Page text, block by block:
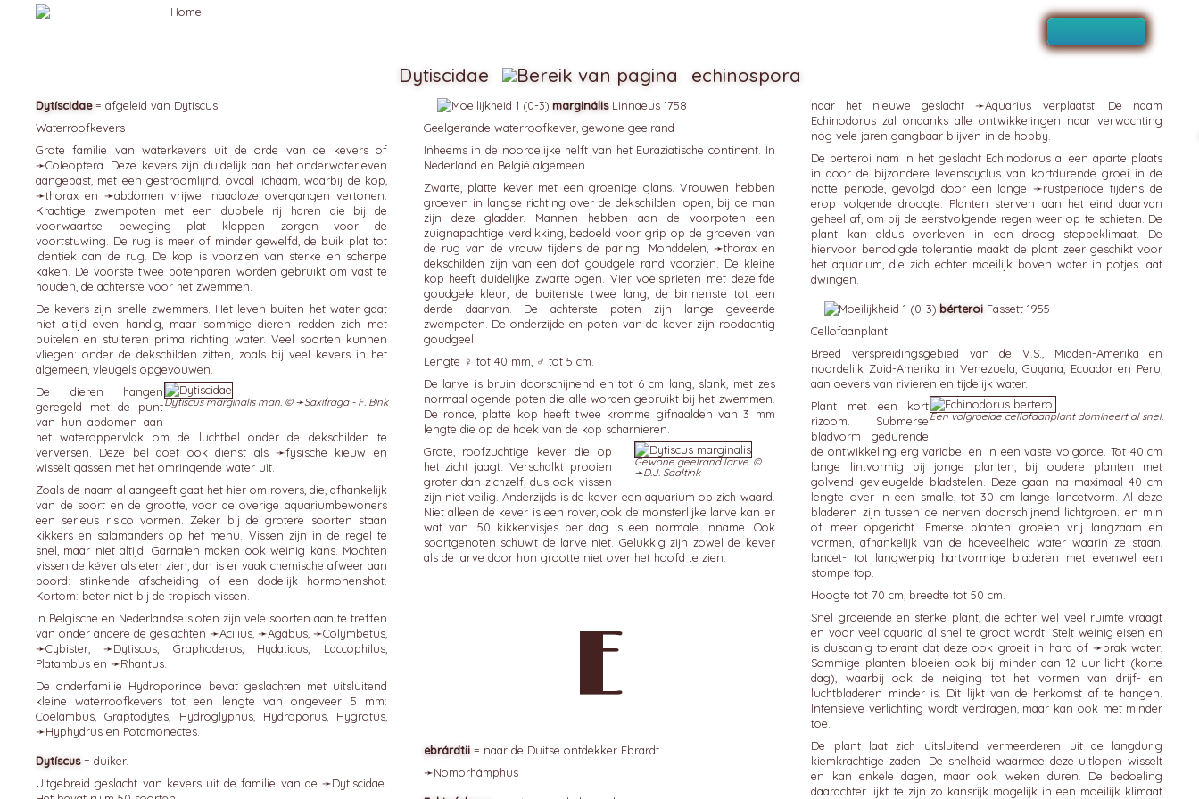
Dytiscidae echinospora
Dytíscidae = afgeleid van Dytiscus.
Waterroofkevers
Grote familie van waterkevers uit de orde van de kevers of
➛Coleoptera . Deze kevers zijn duidelijk aan het onderwaterleven
aangepast, met een gestroomlijnd, ovaal lichaam, waarbij de kop,
➛thorax en ➛abdomen vrijwel naadloze overgangen vertonen.
Krachtige zwempoten met een dubbele rij haren die bij de
voorwaartse beweging plat klappen zorgen voor de
voortstuwing. De rug is meer of minder gewelfd, de buik plat tot
identiek aan de rug. De kop is voorzien van sterke en scherpe
kaken. De voorste twee potenparen worden gebruikt om vast te
houden, de achterste voor het zwemmen.
De kevers zijn snelle zwemmers. Het leven buiten het water gaat
niet altijd even handig, maar sommige dieren redden zich met
buitelen en stuiteren prima richting water. Veel soorten kunnen
vliegen: onder de dekschilden zitten, zoals bij veel kevers in het
algemeen, vleugels opgevouwen.
Dytiscus marginalis man. © ➛Saxifraga - F. Bink
De dieren hangen
geregeld met de punt
van hun abdomen aan
het wateroppervlak om de luchtbel onder de dekschilden te
verversen. Deze bel doet ook dienst als ➛fysische kieuw en
wisselt gassen met het omringende water uit.
Zoals de naam al aangeeft gaat het hier om rovers, die, afhankelijk
van de soort en de grootte, voor de overige aquariumbewoners
een serieus risico vormen. Zeker bij de grotere soorten staan
kikkers en salamanders op het menu. Vissen zijn in de regel te
snel, maar niet altijd! Garnalen maken ook weinig kans. Mochten
vissen de kéver als eten zien, dan is er vaak chemische afweer aan
boord: stinkende afscheiding of een dodelijk hormonenshot.
Kortom: beter niet bij de tropisch vissen.
In Belgische en Nederlandse sloten zijn vele soorten aan te treffen
van onder andere de geslachten ➛Acilius , ➛Agabus , ➛Colymbetus
➛Cybister , ➛Dytiscus , Graphoderus, Hydaticus, Laccophilus,
Platambus en ➛Rhantus
De onderfamilie Hydroporinae bevat geslachten met uitsluitend
kleine waterroofkevers tot een lengte van ongeveer 5 mm:
Coelambus, Graptodytes, Hydroglyphus, Hydroporus, Hygrotus,
➛Hyphydrus en Potamonectes.
Dytíscus = duiker.
Uitgebreid geslacht van kevers uit de familie van de ➛Dytiscidae
marginálisLinnaeus 1758
Geelgerande waterroofkever, gewone geelrand
Inheems in de noordelijke helft van het Euraziatische continent. In
Nederland en België algemeen.
Zwarte, platte kever met een groenige glans. Vrouwen hebben
groeven in langse richting over de dekschilden lopen, bij de man
zijn deze gladder. Mannen hebben aan de voorpoten een
zuignapachtige verdikking, bedoeld voor grip op de groeven van
de rug van de vrouw tijdens de paring. Monddelen, ➛thoraxen
dekschilden zijn van een dof goudgele rand voorzien. De kleine
kop heeft duidelijke zwarte ogen. Vier voelsprieten met dezelfde
goudgele kleur, de buitenste twee lang, de binnenste tot een
derde daarvan. De achterste poten zijn lange geveerde
zwempoten. De onderzijde en poten van de kever zijn roodachtig
goudgeel.
Lengte ♀ tot 40 mm, ♂ tot 5 cm.
De larve is bruin doorschijnend en tot 6 cm lang, slank, met zes
normaal ogende poten die alle worden gebruikt bij het zwemmen.
De ronde, platte kop heeft twee kromme gifnaalden van 3 mm
lengte die op de hoek van de kop scharnieren.
Gewone geelrand larve. ©
➛D.J. Saaltink
Grote, roofzuchtige kever die op
het zicht jaagt. Verschalkt prooien
groter dan zichzelf, dus ook vissen
zijn niet veilig. Anderzijds is de kever een aquarium op zich waard.
Niet alleen de kever is een rover, ook de monsterlijke larve kan er
wat van. 50 kikkervisjes per dag is een normale inname. Ook
soortgenoten schuwt de larve niet. Gelukkig zijn zowel de kever
als de larve door hun grootte niet over het hoofd te zien.
E
ebrárdtii = naar de Duitse ontdekker Ebrardt.
➛Nomorhámphus
naar het nieuwe geslacht ➛Aquarius verplaatst. De naam
Echinodorus zal ondanks alle ontwikkelingen naar verwachting
nog vele jaren gangbaar blijven in de hobby.
De berteroi nam in het geslacht Echinodorus al een aparte plaats
in door de bijzondere levenscyclus van kortdurende groei in de
natte periode, gevolgd door een lange ➛rustperiode tijdens de
erop volgende droogte. Planten sterven aan het eind daarvan
geheel af, om bij de eerstvolgende regen weer op te schieten. De
plant kan aldus overleven in een droog steppeklimaat. De
hiervoor benodigde tolerantie maakt de plant zeer geschikt voor
het aquarium, die zich echter moeilijk boven water in potjes laat
dwingen.
bérteroi Fassett 1955
Cellofaanplant
Breed verspreidingsgebied van de V.S., Midden-Amerika en
noordelijk Zuid-Amerika in Venezuela, Guyana, Ecuador en Peru,
aan oevers van rivieren en tijdelijk water.
Een volgroeide cellofaanplant domineert al snel.
Plant met een kort
rizoom. Submerse
bladvorm gedurende
de ontwikkeling erg variabel en in een vaste volgorde. Tot 40 cm
lange lintvormig bij jonge planten, bij oudere planten met
golvend gevleugelde bladstelen. Deze gaan na maximaal 40 cm
lengte over in een smalle, tot 30 cm lange lancetvorm. Al deze
bladeren zijn tussen de nerven doorschijnend lichtgroen. en min
of meer opgericht. Emerse planten groeien vrij langzaam en
vormen, afhankelijk van de hoeveelheid water waarin ze staan,
lancet- tot langwerpig hartvormige bladeren met evenwel een
stompe top.
Hoogte tot 70 cm, breedte tot 50 cm.
Snel groeiende en sterke plant, die echter wel veel ruimte vraagt
en voor veel aquaria al snel te groot wordt. Stelt weinig eisen en
is dusdanig tolerant dat deze ook groeit in hard of ➛brak water.
Sommige planten bloeien ook bij minder dan 12 uur licht (korte
dag), waarbij ook de neiging tot het vormen van drijf- en
luchtbladeren minder is. Dit lijkt van de herkomst af te hangen.
Intensieve verlichting wordt verdragen, maar kan ook met minder
toe.
De plant laat zich uitsluitend vermeerderen uit de langdurig
kiemkrachtige zaden. De snelheid waarmee deze uitlopen wisselt
en kan enkele dagen, maar ook weken duren. De bedoeling
daarachter lijkt te zijn zo kansrijk mogelijk in een moeilijk klimaat